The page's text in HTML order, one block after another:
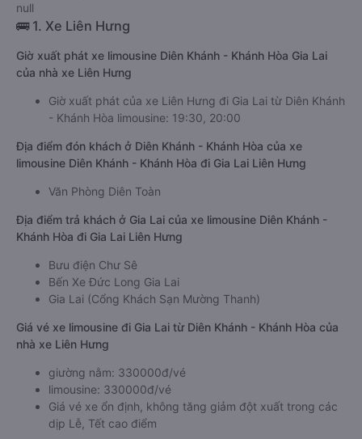
null
🚌 1. Xe Liên Hưng
Giờ xuất phát xe limousine Diên Khánh - Khánh Hòa Gia Lai
của nhà xe Liên Hưng
Giờ xuất phát của xe Liên Hưng đi Gia Lai từ Diên Khánh
- Khánh Hòa limousine: 19:30, 20:00
Địa điểm đón khách ở Diên Khánh - Khánh Hòa của xe
limousine Diên Khánh - Khánh Hòa đi Gia Lai Liên Hưng
Văn Phòng Diên Toàn
Địa điểm trả khách ở Gia Lai của xe limousine Diên Khánh -
Khánh Hòa đi Gia Lai Liên Hưng
Bưu điện Chư Sê
Bến Xe Đức Long Gia Lai
Gia Lai (Cổng Khách Sạn Mường Thanh)
Giá vé xe limousine đi Gia Lai từ Diên Khánh - Khánh Hòa của
nhà xe Liên Hưng
giường nằm: 330000đ/vé
limousine: 330000đ/vé
Giá vé xe ổn định, không tăng giảm đột xuất trong các
dịp Lễ, Tết cao điểm